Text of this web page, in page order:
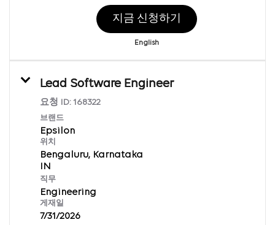
지금 신청하기
English
Lead Software Engineer
요청 ID: 168322
브랜드
Epsilon
위치
Bengaluru, Karnataka
직무
Engineering
게재일
7/31/2026